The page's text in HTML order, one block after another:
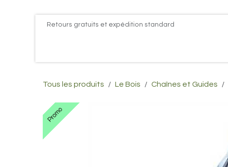
Se rendre au contenuRetours gratuits et expédition standard
Tous les produits Le Bois Chaînes et Guides
Promo
Promo